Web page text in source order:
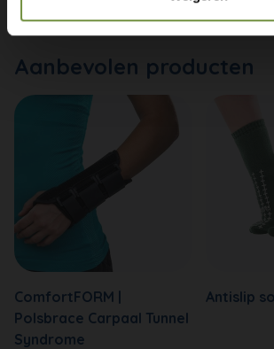
Aanbevolen producten
ComfortFORM |
Polsbrace Carpaal Tunnel
Syndrome
Antislip